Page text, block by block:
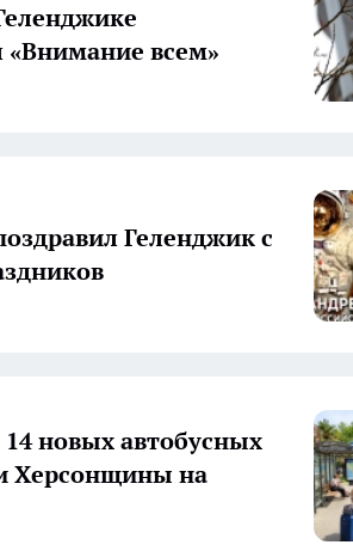
«Внимание всем»
Геленджик с
новых автобусных
Херсонщины на